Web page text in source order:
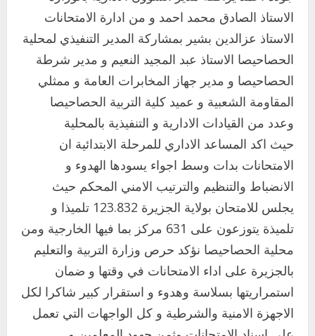
الاستاذ الصادق محمد احمد و من ادارة الامتحانات
الاستاذ عزالدين بشير بمشاركة المدير التنفيذي لمحلية
الحصاحيصا الاستاذ عبد المجيد النعيم و مدير شرطة
الحصاحيصا و مدير جهاز المخابرات العامة و ممثلي
المقاومة الشعبية و عميد كلية التربية الحصاحيصا
وعدد من القيادات الادارية و التنفيذية بالمحلية
حيث اكد المساعد الاداري للمرحلة الابتدائية ان
الامتحانات بدات وسط اجواء يسودها الهدوء و
الانضباط والتنظيم والترتيب الامني المحكم حيث
يجلس للامتحان بولاية الجزيرة 123.832 تلميذا و
تلميذة يتوزعون على 631 مركز بما فيها الخارجية ومن
محلية الحصاحيصا نؤكد حرص وزارة التربية والتعليم
بالجزيرة على اداء الامتحانات في وقتها و ضمان
استمراريتها بسلاسة وهدوء و استقرار كبير شاكرا لكل
الاجهزة الامنية والشرطية و كل الواجهات التي تعمل